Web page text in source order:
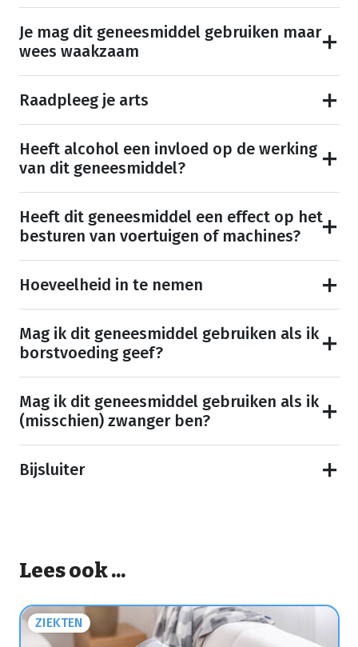
Je mag dit geneesmiddel gebruiken maar
wees waakzaam
Raadpleeg je arts
Heeft alcohol een invloed op de werking
van dit geneesmiddel?
Heeft dit geneesmiddel een effect op het
besturen van voertuigen of machines?
Hoeveelheid in te nemen
Mag ik dit geneesmiddel gebruiken als ik
borstvoeding geef?
Mag ik dit geneesmiddel gebruiken als ik
(misschien) zwanger ben?
Bijsluiter
Lees ook ...
ZIEKTEN